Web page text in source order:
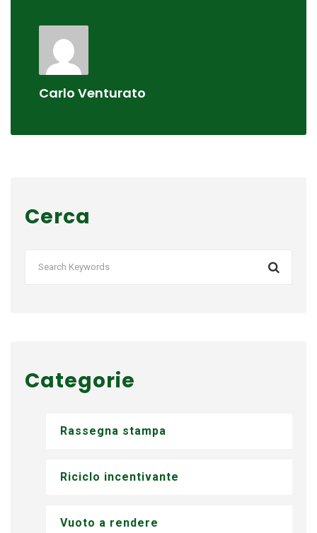
Carlo Venturato
Cerca
Categorie
Rassegna stampa
Riciclo incentivante
Vuoto a rendere